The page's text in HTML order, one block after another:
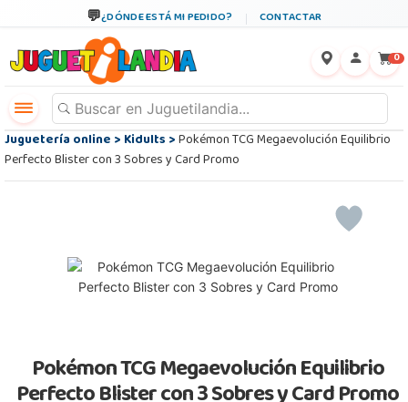
¿DÓNDE ESTÁ MI PEDIDO? CONTACTAR
0
Juguetería online>Kidults>Pokémon TCG Megaevolución Equilibrio
Perfecto Blister con 3 Sobres y Card Promo
Pokémon TCG Megaevolución Equilibrio